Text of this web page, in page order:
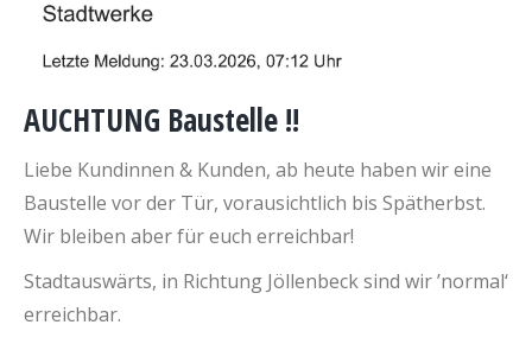
AUCHTUNG Baustelle !!
Liebe Kundinnen & Kunden, ab heute haben wir eine
Baustelle vor der Tür, vorausichtlich bis Spätherbst.
Wir bleiben aber für euch erreichbar!
Stadtauswärts, in Richtung Jöllenbeck sind wir ’normal‘
erreichbar.